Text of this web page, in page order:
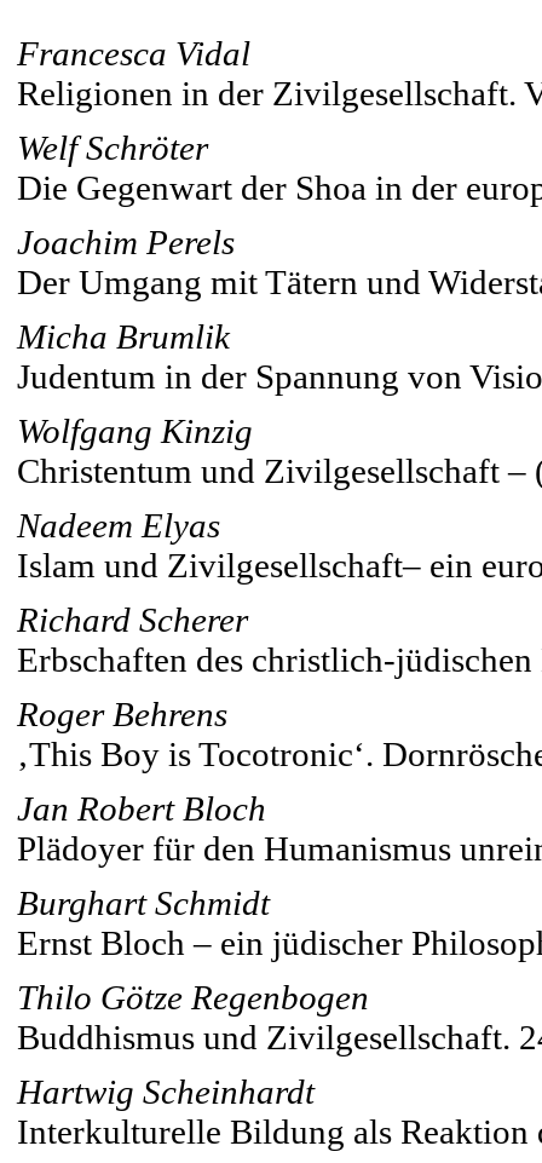
Francesca Vidal
Religionen in der Zivilgesellschaft.
Welf Schröter
Die Gegenwart der Shoa in der
Joachim Perels
Der Umgang mit Tätern und
Micha Brumlik
Judentum in der Spannung von
Wolfgang Kinzig
Christentum und Zivilgesellschaft –
Nadeem Elyas
Islam und Zivilgesellschaft– ein
Richard Scherer
Erbschaften des christlich-jüdischen
Roger Behrens
‚This Boy is Tocotronic‘.
Jan Robert Bloch
Plädoyer für den Humanismus
Burghart Schmidt
Ernst Bloch – ein jüdischer
Thilo Götze Regenbogen
Buddhismus und Zivilgesellschaft.
Hartwig Scheinhardt
Interkulturelle Bildung als